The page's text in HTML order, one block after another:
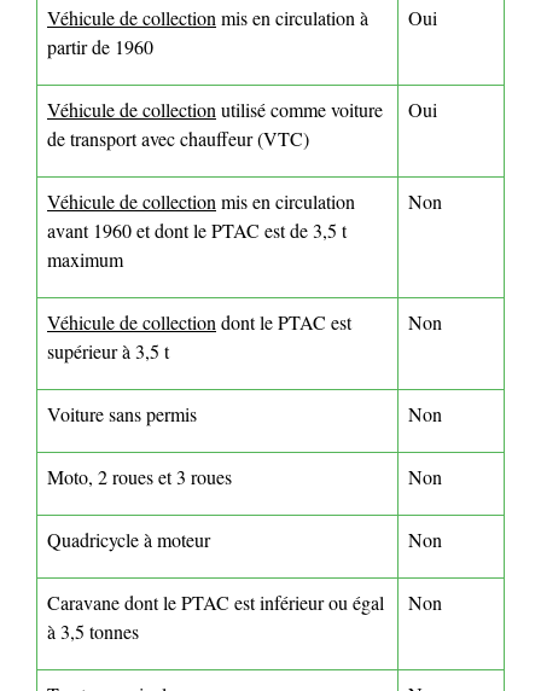
Véhicule de collectionmis en circulation à
partir de 1960
Oui
Véhicule de collectionutilisé comme voiture
de transport avec chauffeur (VTC)
Oui
Véhicule de collectionmis en circulation
avant 1960 et dont le PTAC est de 3,5 t
maximum
Non
Véhicule de collectiondont le PTAC est
supérieur à 3,5 t
Non
Voiture sans permis Non
Moto, 2 roues et 3 roues Non
Quadricycle à moteur Non
Caravane dont le PTAC est inférieur ou égal
à 3,5 tonnes
Non